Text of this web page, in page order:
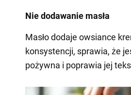
Nie dodawanie masła
Masło dodaje owsiance
konsystencji, sprawia, że
pożywna i poprawia jej